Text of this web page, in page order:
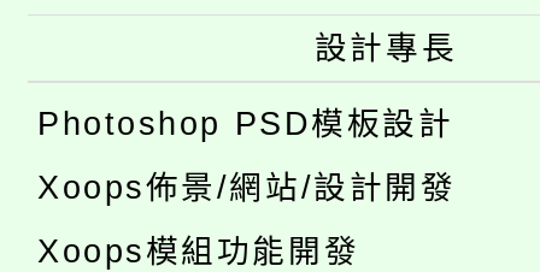
設計專長
Photoshop PSD模板設計
Xoops佈景/網站/設計開發
Xoops模組功能開發